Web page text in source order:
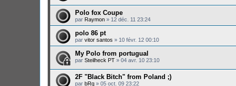
Polo fox Coupe
par Raymon » 12 déc. 11 23:24
polo 86 pt
par vitor santos » 10 févr. 12 00:10
My Polo from portugual
par Steilheck PT » 04 avr. 10 23:10
2F "Black Bitch" from Poland ;)
par bRq » 05 oct. 09 23:22